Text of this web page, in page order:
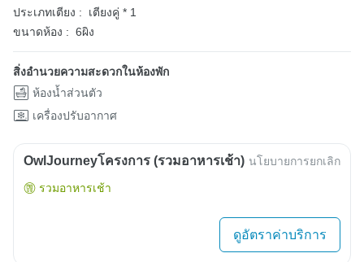
ประเภทเตียง :
เตียงคู่ * 1
ขนาดห้อง : 6ผิง
สิ่งอำนวยความสะดวกในห้องพัก
ห้องน้ำส่วนตัว
เครื่องปรับอากาศ
OwlJourneyโครงการ (รวมอาหารเช้า) นโยบายการยกเลิก
รวมอาหารเช้า
ดูอัตราค่าบริการ